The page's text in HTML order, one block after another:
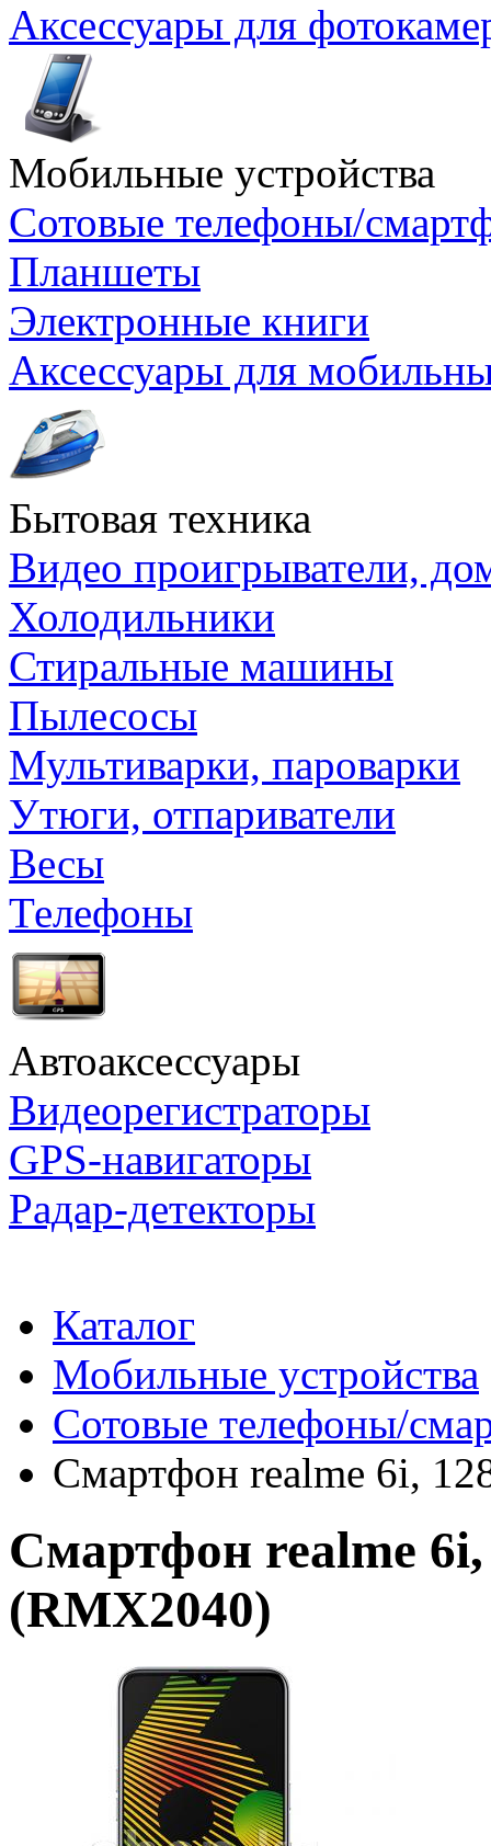
Аксессуары для
Мобильные устройства
Сотовые телефоны/
Планшеты
Электронные книги
Аксессуары для
Бытовая техника
Видео проигрыватели,
Холодильники
Стиральные машины
Пылесосы
Мультиварки, пароварки
Утюги, отпариватели
Весы
Телефоны
Автоаксессуары
Видеорегистраторы
GPS-навигаторы
Радар-детекторы
Каталог
Мобильные устройства
Сотовые телефоны/
Смартфон realme 6i,
Смартфон realme
(RMX2040)